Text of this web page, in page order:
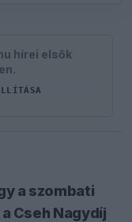
hírei elsők
a szombati
Cseh Nagydíj